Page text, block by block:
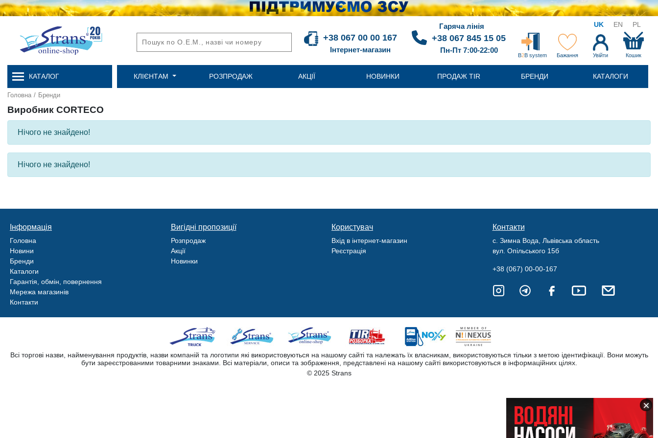
UK EN PL
+38 067 00 00 167
Інтернет-магазин
Гаряча лінія
+38 067 845 15 05
Пн-Пт 7:00-22:00
B2B system Бажання Увійти Кошик
КАТАЛОГ КЛІЄНТАМ РОЗПРОДАЖ АКЦІЇ НОВИНКИ ПРОДАЖ TIR БРЕНДИ КАТАЛОГИ
Головна / Бренди
Виробник CORTECO
Нічого не знайдено!
Нічого не знайдено!
Інформація
Головна
Новини
Бренди
Каталоги
Гарантія, обмін, повернення
Мережа магазинів
Контакти
Вигідні пропозиції
Розпродаж
Акції
Новинки
Користувач
Вхід в інтернет-магазин
Реєстрація
Контакти
с. Зимна Вода, Львівська область
вул. Опільського 15б
+38 (067) 00-00-167
Всі торгові назви, найменування продуктів, назви компаній та логотипи які використовуються на нашому сайті та належать їх власникам, використовуються тільки з метою ідентифікації. Вони можуть
бути зареєстрованими товарними знаками. Всі матеріали, описи та зображення, представлені на нашому сайті використовуються в інформаційних цілях.
© 2025 Strans
×